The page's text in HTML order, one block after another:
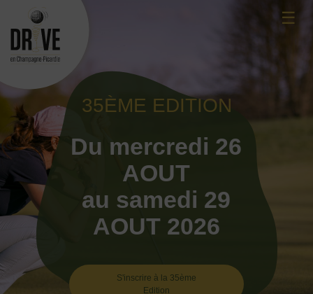
content
☰
35ÈME EDITION
Du mercredi 26
AOUT
au samedi 29
AOUT 2026
S'inscrire à la 35ème
Edition